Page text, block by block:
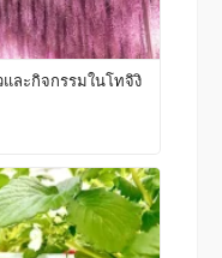
ละกิจกรรมในโทจิงิ